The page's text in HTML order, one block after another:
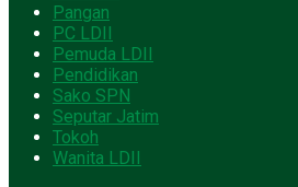
Pangan
PC LDII
Pemuda LDII
Pendidikan
Sako SPN
Seputar Jatim
Tokoh
Wanita LDII